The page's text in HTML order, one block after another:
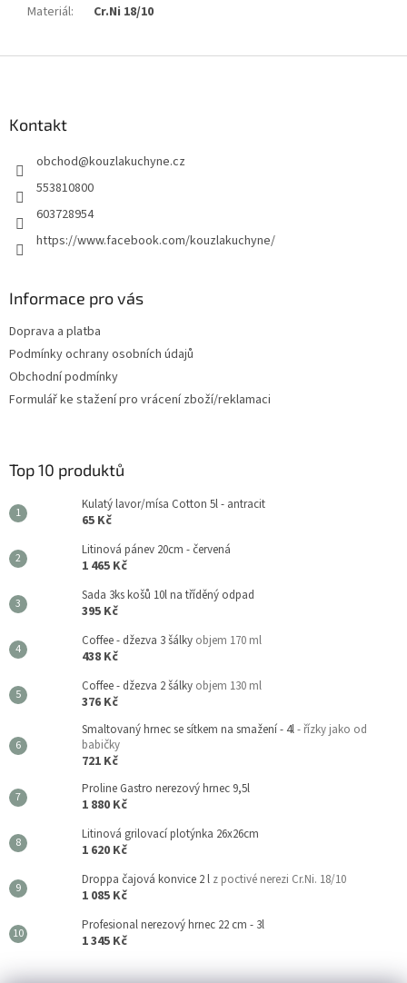
Materiál: Cr.Ni 18/10
Kontakt
obchod@kouzlakuchyne.cz
553810800
603728954
https://www.facebook.com/kouzlakuchyne/
Informace pro vás
Doprava a platba
Podmínky ochrany osobních údajů
Obchodní podmínky
Formulář ke stažení pro vrácení zboží/reklamaci
Top 10 produktů
Kulatý lavor/mísa Cotton 5l - antracit
65 Kč
Litinová pánev 20cm - červená
1 465 Kč
Sada 3ks košů 10l na tříděný odpad
395 Kč
Coffee - džezva 3 šálky objem 170 ml
438 Kč
Coffee - džezva 2 šálky objem 130 ml
376 Kč
Smaltovaný hrnec se sítkem na smažení - 4l- řízky jako od
babičky
721 Kč
Proline Gastro nerezový hrnec 9,5l
1 880 Kč
Litinová grilovací plotýnka 26x26cm
1 620 Kč
Droppa čajová konvice 2 l z poctivé nerezi Cr.Ni. 18/10
1 085 Kč
Profesional nerezový hrnec 22 cm - 3l
1 345 Kč